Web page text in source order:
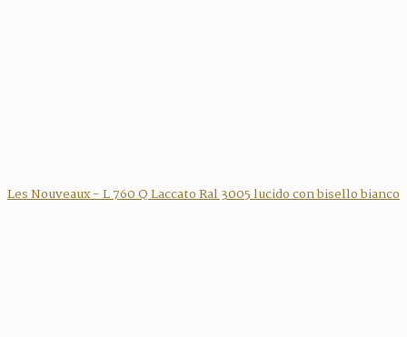
Les Nouveaux - L 760 Q Laccato Ral 3005 lucido con bisello bianco